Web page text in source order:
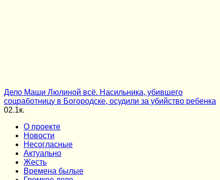
Дело Маши Люлиной всё. Насильника, убившего
соцработницу в Богородске, осудили за убийство ребенка
02.1к.
О проекте
Новости
Несогласные
Актуально
Жесть
Времена былые